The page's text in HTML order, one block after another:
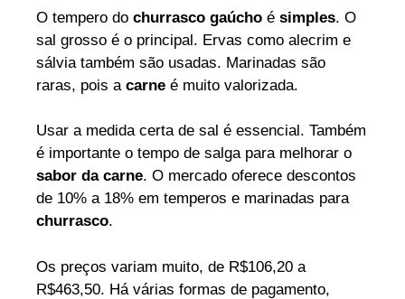
O tempero do churrasco gaúcho é simples. O
sal grosso é o principal. Ervas como alecrim e
sálvia também são usadas. Marinadas são
raras, pois a carne é muito valorizada.
Usar a medida certa de sal é essencial. Também
é importante o tempo de salga para melhorar o
sabor da carne. O mercado oferece descontos
de 10% a 18% em temperos e marinadas para
churrasco.
Os preços variam muito, de R$106,20 a
R$463,50. Há várias formas de pagamento,